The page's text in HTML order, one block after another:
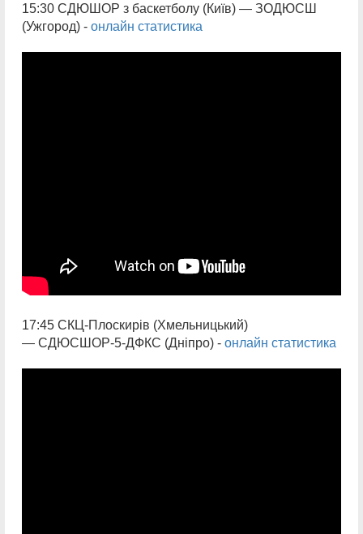
15:30 СДЮШОР з баскетболу (Київ) — ЗОДЮСШ
(Ужгород) - онлайн статистика
17:45 СКЦ-Плоскирів (Хмельницький)
— СДЮСШОР-5-ДФКС (Дніпро) - онлайн статистика